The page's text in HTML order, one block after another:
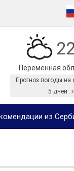
Переменная
Прогноз погоды
5 дней
из